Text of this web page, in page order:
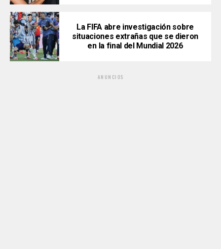
La FIFA abre investigación sobre
situaciones extrañas que se dieron
en la final del Mundial 2026
ANUNCIOS